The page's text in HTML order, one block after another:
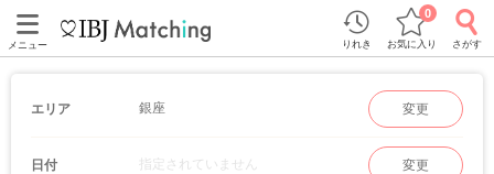
メニュー りれき お気に入り
0
さがす
エリア 銀座 変更
日付 指定されていません 変更